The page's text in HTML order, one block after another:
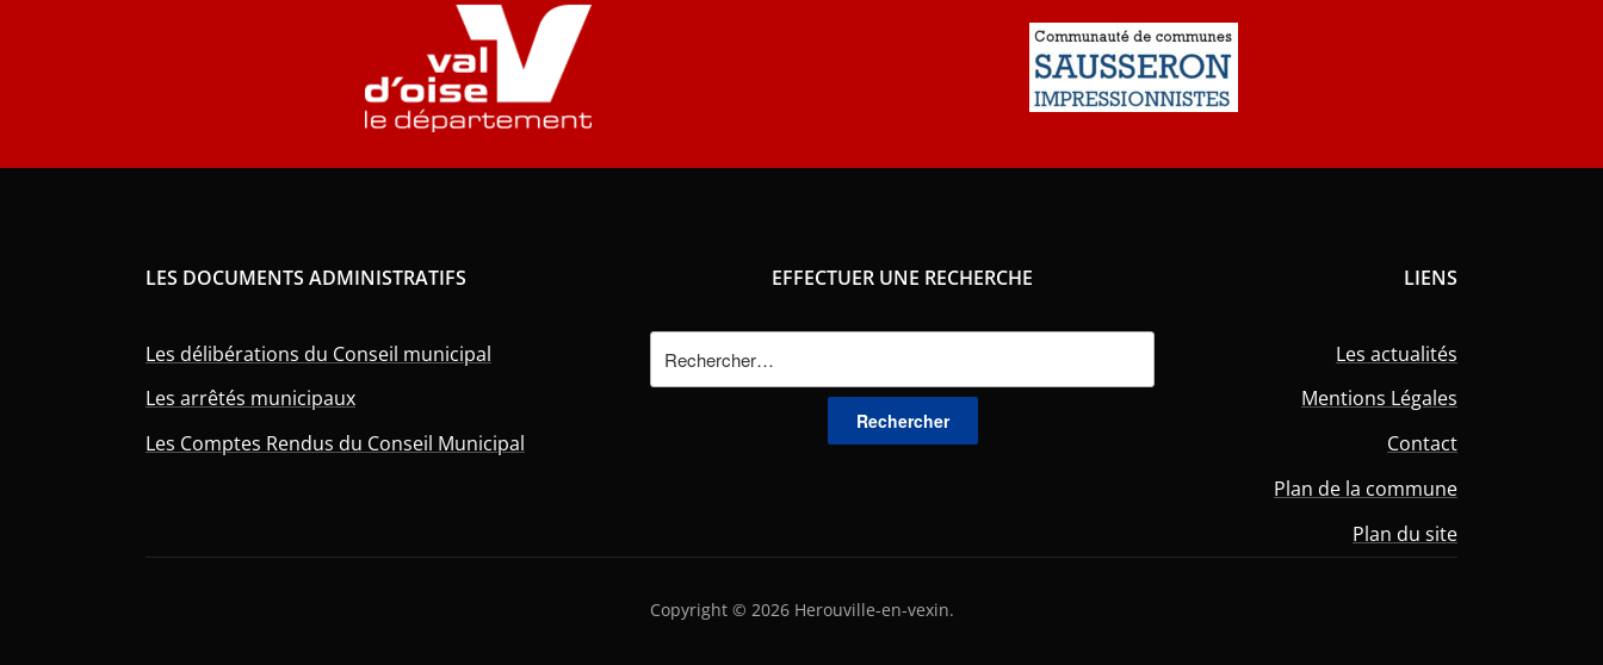
LES DOCUMENTS ADMINISTRATIFS
Les délibérations du Conseil municipal
Les arrêtés municipaux
Les Comptes Rendus du Conseil Municipal
EFFECTUER UNE RECHERCHE LIENS
Les actualités
Mentions Légales
Contact
Plan de la commune
Plan du site
Copyright © 2026 Herouville-en-vexin.